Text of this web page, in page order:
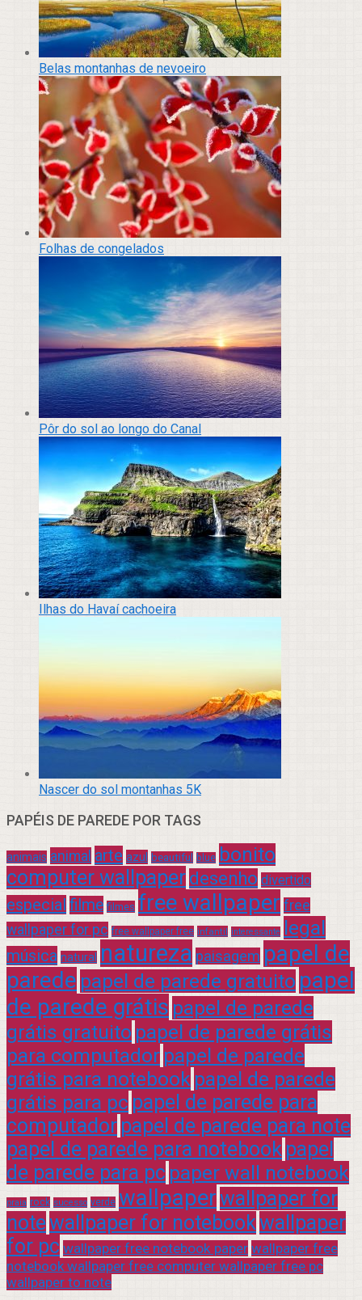
Belas montanhas de nevoeiro
Folhas de congelados
Pôr do sol ao longo do Canal
Ilhas do Havaí cachoeira
Nascer do sol montanhas 5K
PAPÉIS DE PAREDE POR TAGS
animais animal arte azul beautiful blue bonito
computer wallpaper desenho divertido
especial filme filmes free wallpaper free
wallpaper for pc free wallpaper free infantil interessante legal
música natural natureza paisagem papel de
parede papel de parede gratuito papel
de parede grátis papel de parede
grátis gratuito papel de parede grátis
para computador papel de parede
grátis para notebook papel de parede
grátis para pc papel de parede para
computador papel de parede para note
papel de parede para notebook papel
de parede para pc paper wall notebook
praia rock sucesso verde wallpaperwallpaper for
notewallpaper for notebookwallpaper
for pc wallpaper free notebook paper wallpaper free
notebook wallpaper free computer wallpaper free pc
wallpaper to note